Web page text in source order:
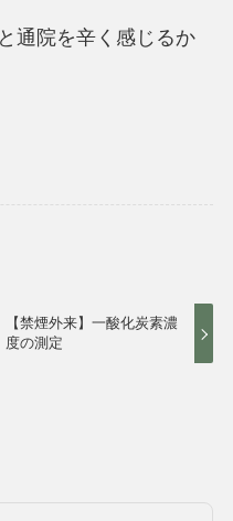
通院を辛く感じるか
【禁煙外来】一酸化炭素濃
度の測定